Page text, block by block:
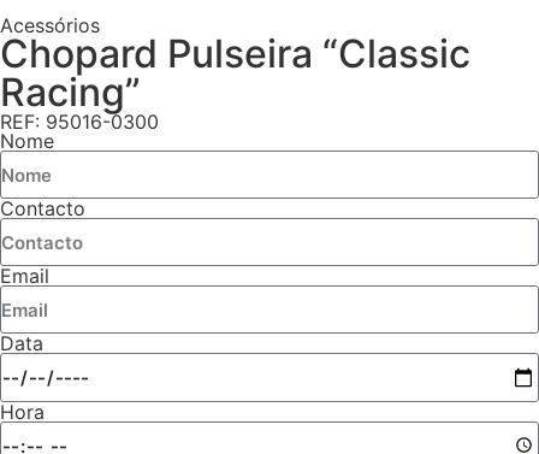
Acessórios
Chopard Pulseira “Classic
Racing”
REF: 95016-0300
Nome
Contacto
Email
Data
Hora